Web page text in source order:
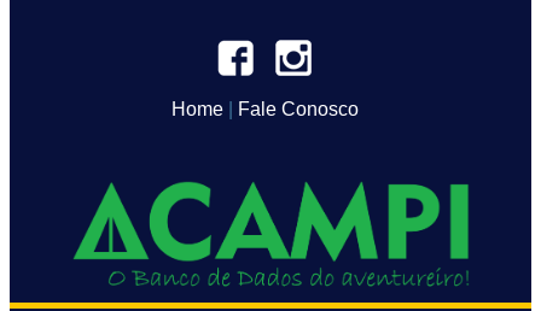
Home| Fale Conosco